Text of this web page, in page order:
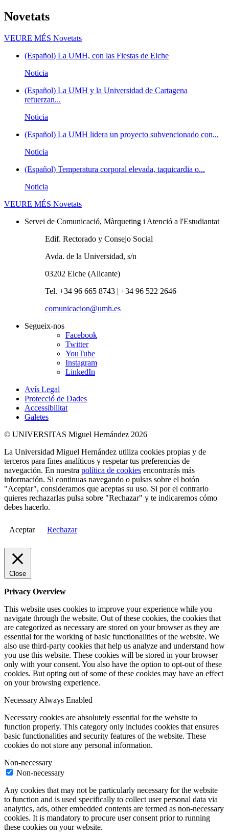
Novetats
VEURE MÉS Novetats
(Español) La UMH, con las Fiestas de Elche
Noticia
(Español) La UMH y la Universidad de Cartagena
refuerzan...
Noticia
(Español) La UMH lidera un proyecto subvencionado con...
Noticia
(Español) Temperatura corporal elevada, taquicardia o...
Noticia
VEURE MÉS Novetats
Servei de Comunicació, Màrqueting i Atenció a l'Estudiantat
Edif. Rectorado y Consejo Social
Avda. de la Universidad, s/n
03202 Elche (Alicante)
Tel. +34 96 665 8743 | +34 96 522 2646
comunicacion@umh.es
Segueix-nos
Facebook
Twitter
YouTube
Instagram
LinkedIn
Avís Legal
Protecció de Dades
Accessibilitat
Galetes
© UNIVERSITAS Miguel Hernández 2026
La Universidad Miguel Hernández utiliza cookies propias y de
terceros para fines analíticos y respetar tus preferencias de
navegación. En nuestra política de cookies encontrarás más
información. Si continuas navegando o pulsas sobre el botón
"Aceptar", consideramos que aceptas su uso. Si por el contrario
quieres rechazarlas pulsa sobre "Rechazar" y te indicaremos cómo
debes hacerlo.
Aceptar Rechazar
Close
Privacy Overview
This website uses cookies to improve your experience while you
navigate through the website. Out of these cookies, the cookies that
are categorized as necessary are stored on your browser as they are
essential for the working of basic functionalities of the website. We
also use third-party cookies that help us analyze and understand how
you use this website. These cookies will be stored in your browser
only with your consent. You also have the option to opt-out of these
cookies. But opting out of some of these cookies may have an effect
on your browsing experience.
Necessary Always Enabled
Necessary cookies are absolutely essential for the website to
function properly. This category only includes cookies that ensures
basic functionalities and security features of the website. These
cookies do not store any personal information.
Non-necessary
Non-necessary
Any cookies that may not be particularly necessary for the website
to function and is used specifically to collect user personal data via
analytics, ads, other embedded contents are termed as non-necessary
cookies. It is mandatory to procure user consent prior to running
these cookies on your website.